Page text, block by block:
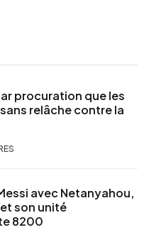
procuration que les
relâche contre la
avec Netanyahou,
son unité
8200